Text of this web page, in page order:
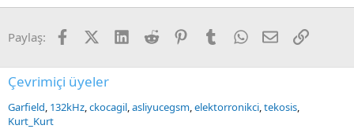
Paylaş: FacebookX (Twitter)
LinkedIn
Reddit PinterestTumblrWhatsApp
E-postaLink
Çevrimiçi üyeler
Garfield 132kHz ckocagil asliyucegsm elektorronikci tekosis
Kurt_Kurt